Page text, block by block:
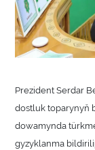
Prezident Serdar
dostluk toparynyň
dowamynda
gyzyklanma